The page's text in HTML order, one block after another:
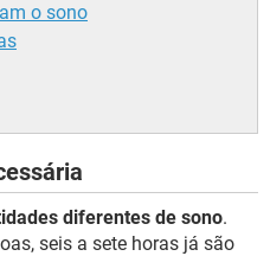
o sono
diferentes de sono.
seis a sete horas já são